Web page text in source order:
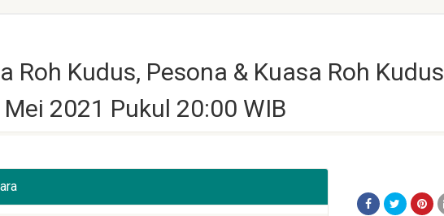
Roh Kudus, Pesona & Kuasa Roh Kudus
Mei 2021 Pukul 20:00 WIB